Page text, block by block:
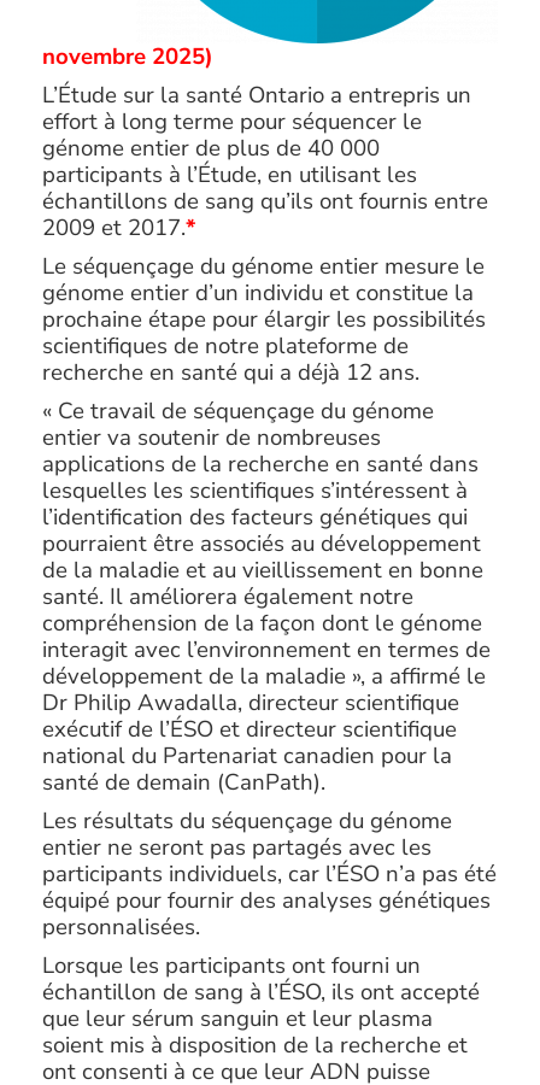
novembre 2025)
L’Étude sur la santé Ontario a entrepris un
effort à long terme pour séquencer le
génome entier de plus de 40 000
participants à l’Étude, en utilisant les
échantillons de sang qu’ils ont fournis entre
2009 et 2017.*
Le séquençage du génome entier mesure le
génome entier d’un individu et constitue la
prochaine étape pour élargir les possibilités
scientifiques de notre plateforme de
recherche en santé qui a déjà 12 ans.
« Ce travail de séquençage du génome
entier va soutenir de nombreuses
applications de la recherche en santé dans
lesquelles les scientifiques s’intéressent à
l’identification des facteurs génétiques qui
pourraient être associés au développement
de la maladie et au vieillissement en bonne
santé. Il améliorera également notre
compréhension de la façon dont le génome
interagit avec l’environnement en termes de
développement de la maladie », a affirmé le
Dr Philip Awadalla, directeur scientifique
exécutif de l’ÉSO et directeur scientifique
national du Partenariat canadien pour la
santé de demain (CanPath).
Les résultats du séquençage du génome
entier ne seront pas partagés avec les
participants individuels, car l’ÉSO n’a pas été
équipé pour fournir des analyses génétiques
personnalisées.
Lorsque les participants ont fourni un
échantillon de sang à l’ÉSO, ils ont accepté
que leur sérum sanguin et leur plasma
soient mis à disposition de la recherche et
ont consenti à ce que leur ADN puisse